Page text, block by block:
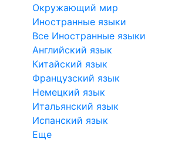
Окружающий мир
Иностранные языки
Все Иностранные языки
Английский язык
Китайский язык
Французский язык
Немецкий язык
Итальянский язык
Испанский язык
Еще